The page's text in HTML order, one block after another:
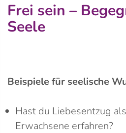
Frei sein –
Seele
Beispiele für seelische
Hast du Liebesentzug
Erwachsene erfahren?